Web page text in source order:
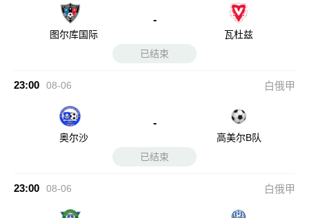
图尔库国际
-
瓦杜兹
已结束
23:00 08-06 白俄甲
奥尔沙
-
高美尔B队
已结束
23:00 08-06 白俄甲